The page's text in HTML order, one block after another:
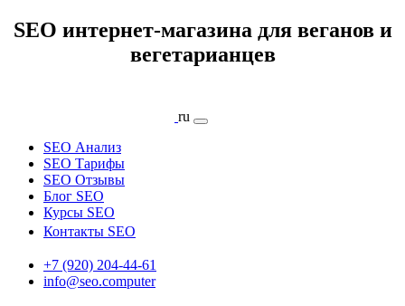
SEO интернет-магазина для веганов и
вегетарианцев
ru
SEO Анализ
SEO Тарифы
SEO Отзывы
Блог SEO
Курсы SEO
Контакты SEO
+7 (920) 204-44-61
info@seo.computer